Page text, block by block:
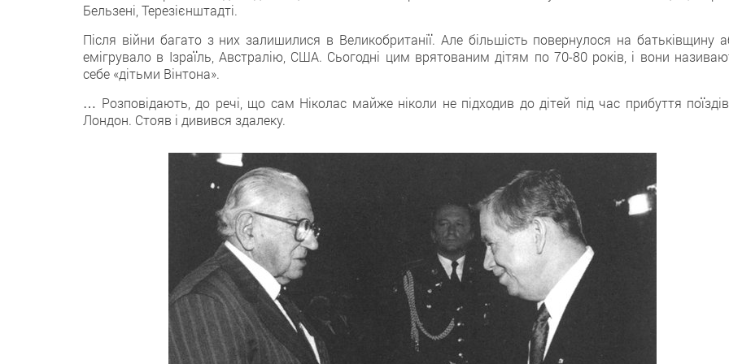
Бельзені, Терезієнштадті.
Після війни багато з них залишилися в Великобританії. Але більшість повернулося на батьківщину
емігрувало в Ізраїль, Австралію, США. Сьогодні цим врятованим дітям по 70-80 років, і вони
себе «дітьми Вінтона».
… Розповідають, до речі, що сам Ніколас майже ніколи не підходив до дітей під час прибуття
Лондон. Стояв і дивився здалеку.